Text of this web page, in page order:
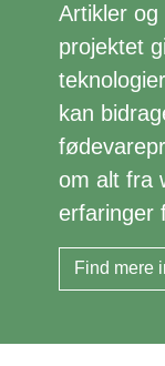
Artikler og
projektet
kan
om alt fra
erfaringer
Find mere